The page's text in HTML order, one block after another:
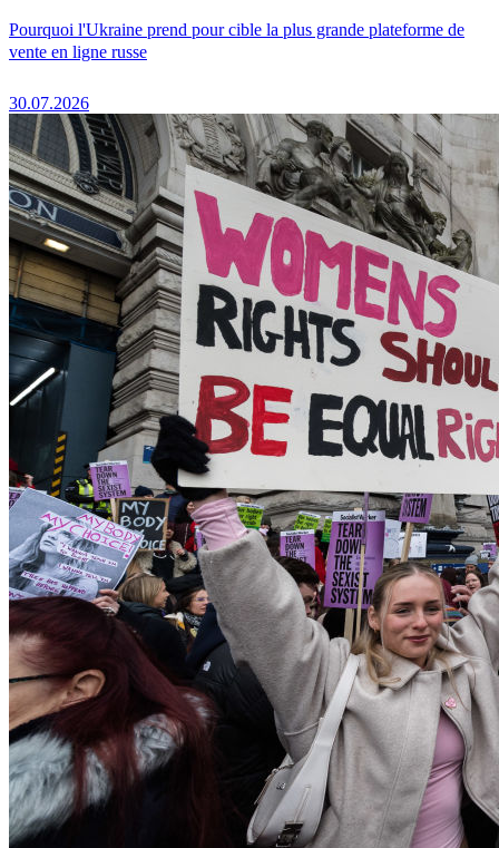
Pourquoi l'Ukraine prend pour cible la plus grande plateforme de
vente en ligne russe
30.07.2026